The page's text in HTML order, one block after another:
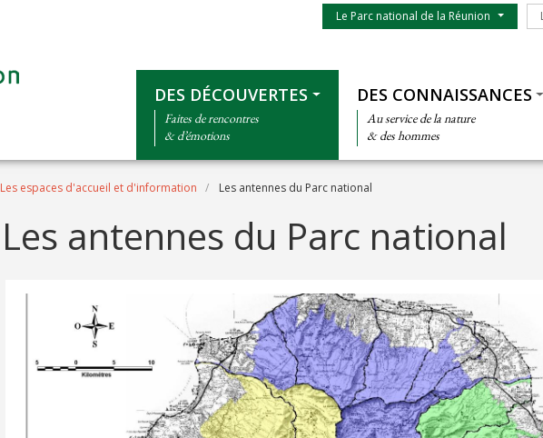
Menu du parc
Le Parc national de la Réunion
DES DÉCOUVERTES
Faites de rencontres
& d’émotions
DES CONNAISSANCES
Au service de la nature
& des hommes
Les espaces d'accueil et d'information Les antennes du Parc national
Les antennes du Parc national